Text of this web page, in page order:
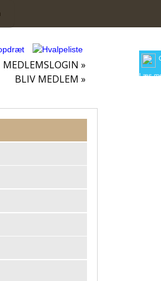
Læs
MEDLEMSLOGIN »
BLIV MEDLEM »